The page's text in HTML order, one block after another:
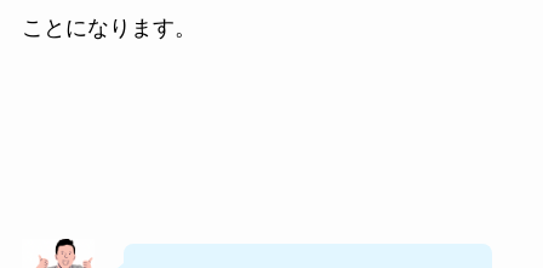
ことになります。